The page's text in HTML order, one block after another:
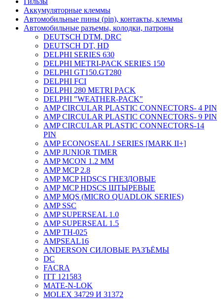
Аккумуляторные клеммы
Автомобильные пины (pin), контакты, клеммы
Автомобильные разъемы, колодки, патроны
DEUTSCH DTM, DRC
DEUTSCH DT, HD
DELPHI SERIES 630
DELPHI METRI-PACK SERIES 150
DELPHI GT150.GT280
DELPHI FCI
DELPHI 280 METRI PACK
DELPHI "WEATHER-PACK"
AMP CIRCULAR PLASTIC CONNECTORS- 4 PIN
AMP CIRCULAR PLASTIC CONNECTORS- 9 PIN
AMP CIRCULAR PLASTIC CONNECTORS-14
PIN
AMP ECONOSEAL J SERIES [MARK II+]
AMP JUNIOR TIMER
AMP MCON 1.2 MM
AMP MCP 2.8
AMP MCP HDSCS ГНЕЗДОВЫЕ
AMP MCP HDSCS ШТЫРЕВЫЕ
AMP MQS (MICRO QUADLOK SERIES)
AMP SSC
AMP SUPERSEAL 1.0
AMP SUPERSEAL 1.5
AMP ТН-025
AMPSEAL16
ANDERSON СИЛОВЫЕ РАЗЪЁМЫ
DC
FACRA
ITT 121583
MATE-N-LOK
MOLEX 34729 И 31372